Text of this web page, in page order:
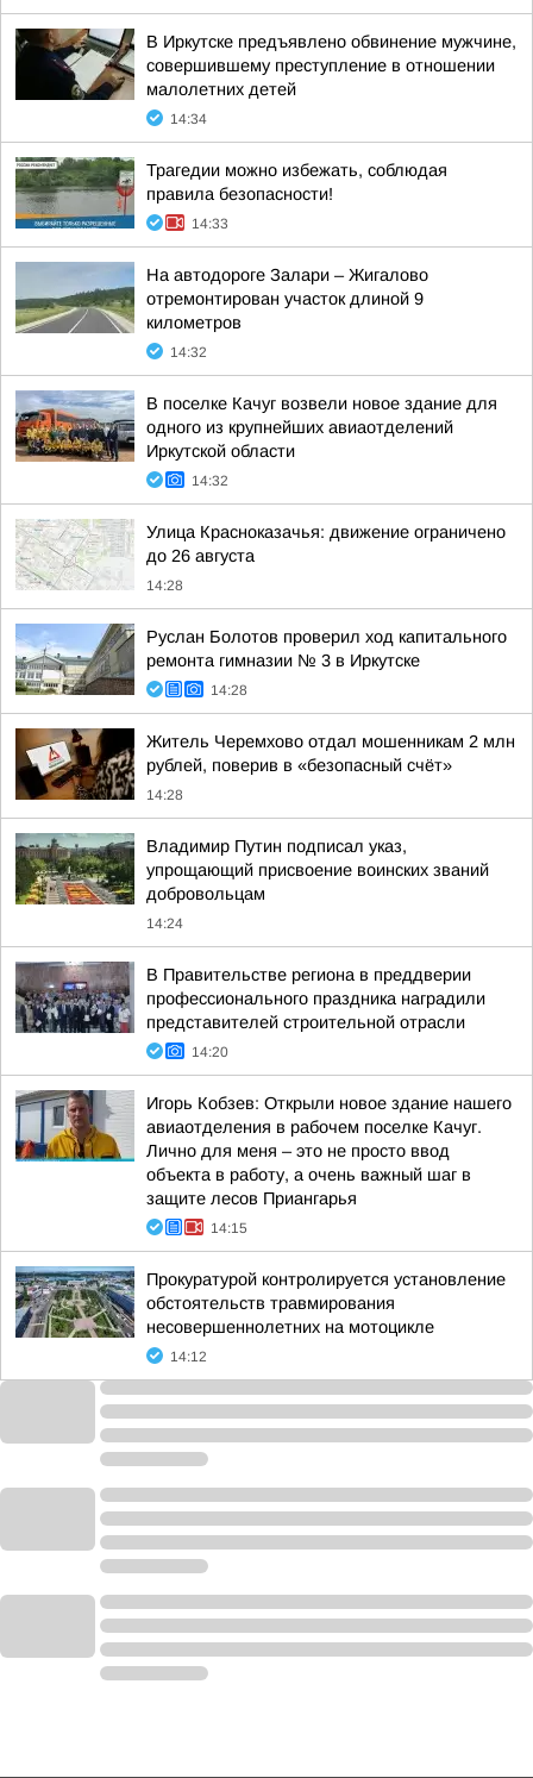
В Иркутске предъявлено обвинение мужчине,
совершившему преступление в отношении
малолетних детей
14:34
Трагедии можно избежать, соблюдая
правила безопасности!
14:33
На автодороге Залари – Жигалово
отремонтирован участок длиной 9
километров
14:32
В поселке Качуг возвели новое здание для
одного из крупнейших авиаотделений
Иркутской области
14:32
Улица Красноказачья: движение ограничено
до 26 августа
14:28
Руслан Болотов проверил ход капитального
ремонта гимназии № 3 в Иркутске
14:28
Житель Черемхово отдал мошенникам 2 млн
рублей, поверив в «безопасный счёт»
14:28
Владимир Путин подписал указ,
упрощающий присвоение воинских званий
добровольцам
14:24
В Правительстве региона в преддверии
профессионального праздника наградили
представителей строительной отрасли
14:20
Игорь Кобзев: Открыли новое здание нашего
авиаотделения в рабочем поселке Качуг.
Лично для меня – это не просто ввод
объекта в работу, а очень важный шаг в
защите лесов Приангарья
14:15
Прокуратурой контролируется установление
обстоятельств травмирования
несовершеннолетних на мотоцикле
14:12